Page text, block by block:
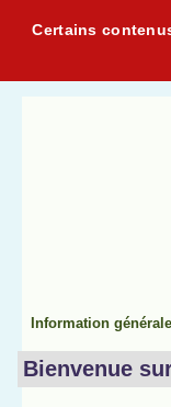
Certains
Information générale
Bienvenue